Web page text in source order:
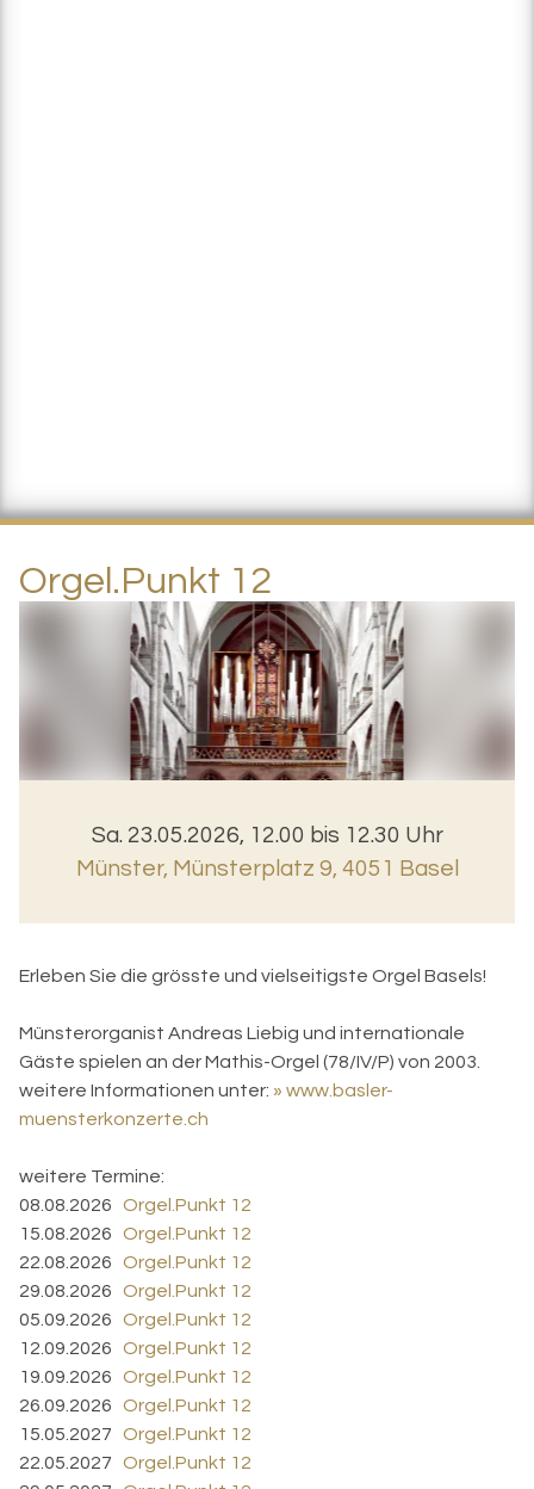
Orgel.Punkt 12
Sa. 23.05.2026, 12.00 bis 12.30 Uhr
Münster, Münsterplatz 9, 4051 Basel
Erleben Sie die grösste und vielseitigste Orgel Basels!
Münsterorganist Andreas Liebig und internationale
Gäste spielen an der Mathis-Orgel (78/IV/P) von 2003.
weitere Informationen unter: » www.basler-
muensterkonzerte.ch
weitere Termine:
08.08.2026 Orgel.Punkt 12
15.08.2026 Orgel.Punkt 12
22.08.2026 Orgel.Punkt 12
29.08.2026 Orgel.Punkt 12
05.09.2026 Orgel.Punkt 12
12.09.2026 Orgel.Punkt 12
19.09.2026 Orgel.Punkt 12
26.09.2026 Orgel.Punkt 12
15.05.2027 Orgel.Punkt 12
22.05.2027 Orgel.Punkt 12